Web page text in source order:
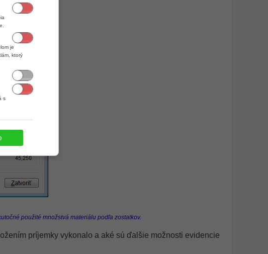
použité množstvá materiálu podľa zostatkov.
príjemky vykonalo a aké sú ďalšie možnosti evidencie
je
ktorý
s